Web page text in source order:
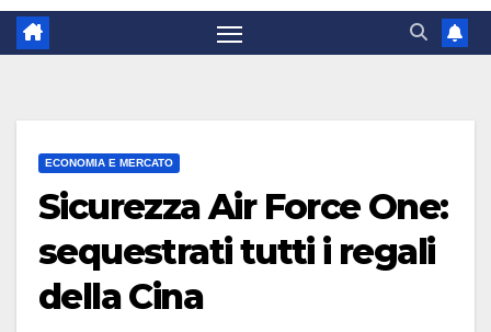
ECONOMIA E MERCATO
Sicurezza Air Force One:
sequestrati tutti i regali
della Cina